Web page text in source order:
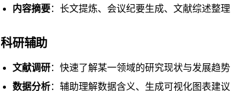
内容摘要：长文提炼、会议纪要生成、文献综述整理
科研辅助
文献调研：快速了解某一领域的研究现状与发展趋势
数据分析：辅助理解数据含义、生成可视化图表建议